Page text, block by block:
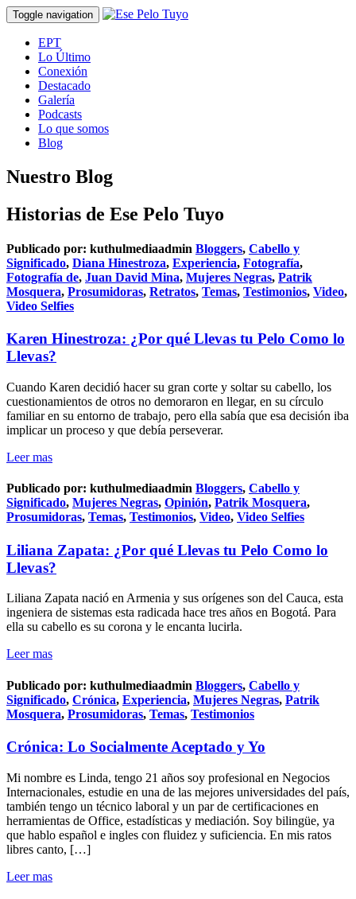
Toggle navigation
EPT
Lo Último
Conexión
Destacado
Galería
Podcasts
Lo que somos
Blog
Nuestro Blog
Historias de Ese Pelo Tuyo
Publicado por: kuthulmediaadmin Bloggers, Cabello y
Significado, Diana Hinestroza, Experiencia, Fotografía,
Fotografía de, Juan David Mina, Mujeres Negras, Patrik
Mosquera, Prosumidoras, Retratos, Temas, Testimonios, Video,
Video Selfies
Karen Hinestroza: ¿Por qué Llevas tu Pelo Como lo
Llevas?
Cuando Karen decidió hacer su gran corte y soltar su cabello, los
cuestionamientos de otros no demoraron en llegar, en su círculo
familiar en su entorno de trabajo, pero ella sabía que esa decisión iba
implicar un proceso y que debía perseverar.
Leer mas
Publicado por: kuthulmediaadmin Bloggers, Cabello y
Significado, Mujeres Negras, Opinión, Patrik Mosquera,
Prosumidoras, Temas, Testimonios, Video, Video Selfies
Liliana Zapata: ¿Por qué Llevas tu Pelo Como lo
Llevas?
Liliana Zapata nació en Armenia y sus orígenes son del Cauca, esta
ingeniera de sistemas esta radicada hace tres años en Bogotá. Para
ella su cabello es su corona y le encanta lucirla.
Leer mas
Publicado por: kuthulmediaadmin Bloggers, Cabello y
Significado, Crónica, Experiencia, Mujeres Negras, Patrik
Mosquera, Prosumidoras, Temas, Testimonios
Crónica: Lo Socialmente Aceptado y Yo
Mi nombre es Linda, tengo 21 años soy profesional en Negocios
Internacionales, estudie en una de las mejores universidades del país,
también tengo un técnico laboral y un par de certificaciones en
herramientas de Office, estadísticas y mediación. Soy bilingüe, ya
que hablo español e ingles con fluidez y suficiencia. En mis ratos
libres canto, […]
Leer mas